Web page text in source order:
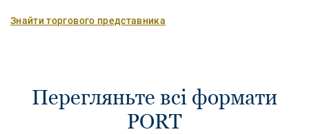
Знайти торгового представника
Перегляньте всі формати
PORT